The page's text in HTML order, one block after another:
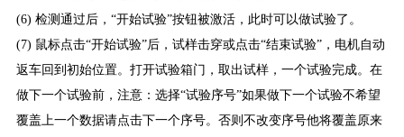
(6) 检测通过后，“开始试验”按钮被激活，此时可以做试验了。
(7) 鼠标点击“开始试验”后，试样击穿或点击“结束试验”，电机自动
返车回到初始位置。打开试验箱门，取出试样，一个试验完成。在
做下一个试验前，注意：选择“试验序号”如果做下一个试验不希望
覆盖上一个数据请点击下一个序号。否则不改变序号他将覆盖原来